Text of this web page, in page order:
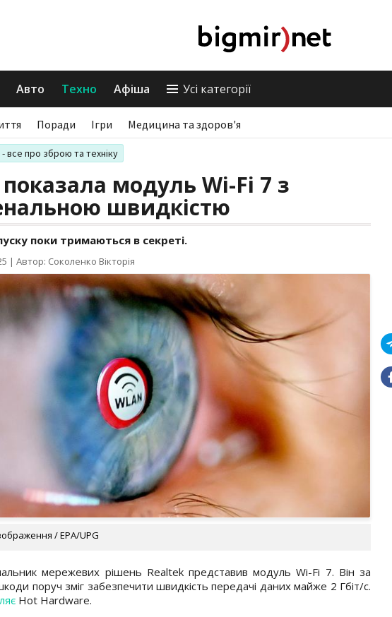
Авто Техно Афіша Усі категорії
Поради Ігри Медицина та здоров'я
все про зброю та техніку
модуль Wi-Fi 7 з
швидкістю
поки тримаються в секреті.
| Автор: Соколенко Вікторія
/ EPA/UPG
мережевих рішень Realtek представив модуль Wi-Fi 7. Він за
поруч зміг забезпечити швидкість передачі даних майже 2 Гбіт/с.
Hot Hardware.